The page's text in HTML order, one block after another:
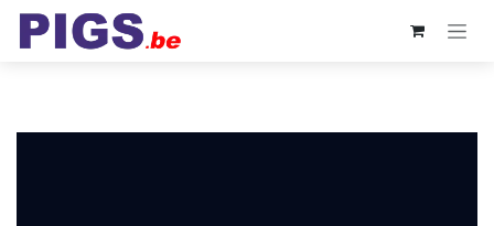
Se rendre au contenu